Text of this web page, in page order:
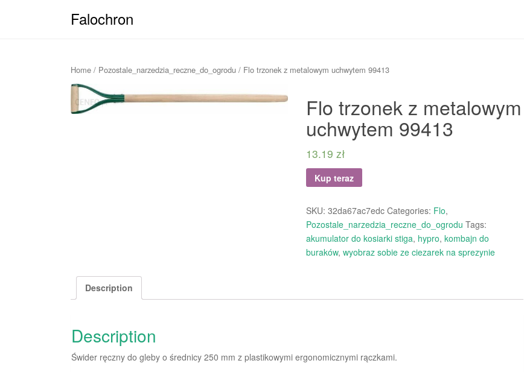
Falochron
Home / Pozostale_narzedzia_reczne_do_ogrodu / Flo trzonek z metalowym uchwytem 99413
Flo trzonek z metalowym
uchwytem 99413
13.19 zł
Kup teraz
SKU: 32da67ac7edc Categories: Flo,
Pozostale_narzedzia_reczne_do_ogrodu Tags:
akumulator do kosiarki stiga, hypro, kombajn do
buraków, wyobraz sobie ze ciezarek na sprezynie
Description
Description
Świder ręczny do gleby o średnicy 250 mm z plastikowymi ergonomicznymi rączkami.